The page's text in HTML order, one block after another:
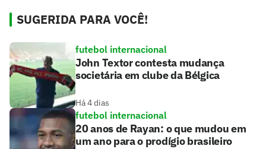
SUGERIDA PARA VOCÊ!
futebol internacional
John Textor contesta mudança
societária em clube da Bélgica
Há 4 dias
futebol internacional
20 anos de Rayan: o que mudou em
um ano para o prodígio brasileiro